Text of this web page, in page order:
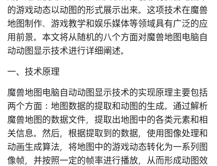
的游戏动态以动图的形式展示出来。这项技术在魔兽
地图制作、游戏教学和娱乐媒体等领域具有广泛的应
用前景。本文将从随机的八个方面对魔兽地图电脑自
动动图显示技术进行详细阐述。
一、技术原理
魔兽地图电脑自动动图显示技术的实现原理主要包括
两个方面：地图数据的提取和动图的生成。通过解析
魔兽地图的数据文件，提取出地图中的各类元素和相
关信息。然后，根据提取到的数据，使用图像处理和
动画生成算法，将地图中的游戏动态转化为一系列图
像帧，并按照一定的帧率进行播放，从而形成动图效